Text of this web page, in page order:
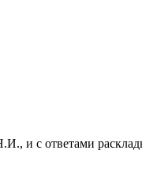
и с ответами